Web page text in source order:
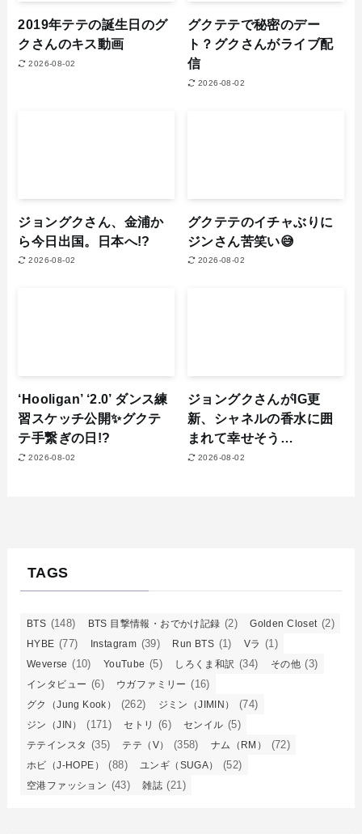
2019年テテの誕生日のグ
クさんのキス動画
2026-08-02
グクテテで秘密のデー
ト？グクさんがライブ配
信
2026-08-02
ジョングクさん、金浦か
ら今日出国。日本へ!?
2026-08-02
グクテテのイチャぶりに
ジンさん苦笑い😅
2026-08-02
‘Hooligan’ ‘2.0’ ダンス練
習スケッチ公開✨グクテ
テ手繋ぎの日!?
2026-08-02
ジョングクさんがIG更
新、シャネルの香水に囲
まれて幸せそう…
2026-08-02
TAGS
BTS (148) BTS 目撃情報・おでかけ記録 (2) Golden Closet (2)
HYBE (77) Instagram (39) Run BTS (1) Vラ (1)
Weverse (10) YouTube (5) しろくま和訳 (34) その他 (3)
インタビュー (6) ウガファミリー (16)
グク（Jung Kook） (262) ジミン（JIMIN） (74)
ジン（JIN） (171) セトリ (6) センイル (5)
テテインスタ (35) テテ（V） (358) ナム（RM） (72)
ホビ（J-HOPE） (88) ユンギ（SUGA） (52)
空港ファッション (43) 雑誌 (21)